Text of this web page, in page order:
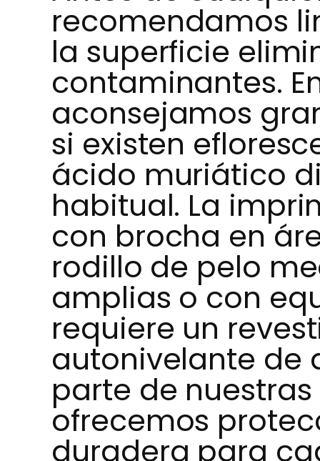
recomendamos
la superficie
contaminantes.
aconsejamos
si existen
ácido muriático
habitual. La
con brocha en
rodillo de pelo
amplias o con
requiere un
autonivelante de
parte de
ofrecemos
duradera para